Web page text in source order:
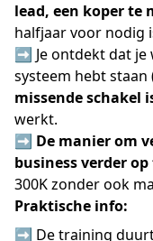
lead, een koper te
halfjaar voor nodig
➡️ Je ontdekt dat je
systeem hebt staan
missende schakel
werkt.
➡️ De manier om
business verder
300K zonder ook
Praktische info:
➡️ De training